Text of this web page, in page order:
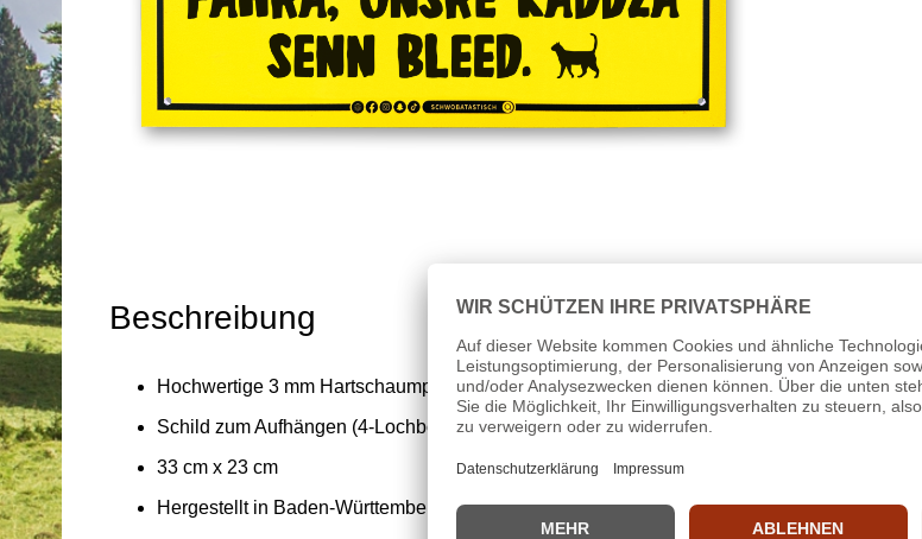
Beschreibung
Hochwertige 3 mm Hartschaumplatte
Schild zum Aufhängen (4-Lochbohrung)
33 cm x 23 cm
Hergestellt in Baden-Württemberg